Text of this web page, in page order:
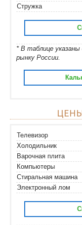
Стружка
* В таблице
рынку России.
Телевизор
Холодильник
Варочная плита
Компьютеры
Стиральная машина
Электронный лом